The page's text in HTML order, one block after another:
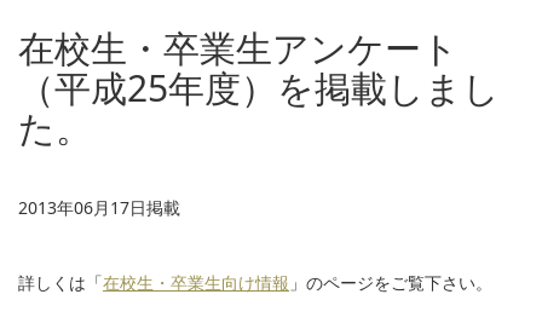
在校生・卒業生アンケート
（平成25年度）を掲載しまし
た。
2013年06月17日掲載
詳しくは「在校生・卒業生向け情報 」のページをご覧下さい。